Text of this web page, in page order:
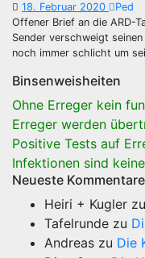
18. Februar 2020
Ped
Offener Brief an die ARD-
Sender verschweigt
noch immer schlicht um
Binsenweisheiten
Ohne Erreger kein
Erreger werden
Positive Tests auf
Infektionen sind
Neueste Kommentare
Heiri + Kugler zu
Tafelrunde zu
Andreas zu Die